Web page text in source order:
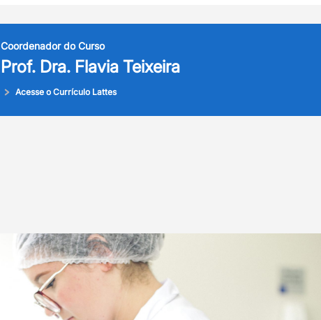
Coordenador do Curso
Prof. Dra. Flavia Teixeira
Acesse o Currículo Lattes